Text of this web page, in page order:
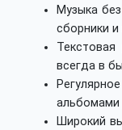
Музыка
сборники и
всегда в
альбомами
Широкий